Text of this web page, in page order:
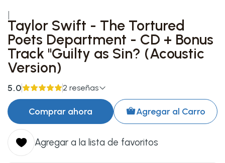
Taylor Swift - The Tortured
Poets Department - CD + Bonus
Track "Guilty as Sin? (Acoustic
Version)
5.0 2 reseñas
Agregar al Carro
Comprar ahora
Agregar a la lista de favoritos